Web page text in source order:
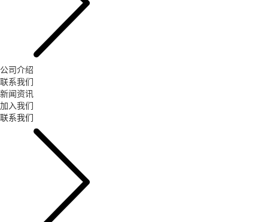
公司介绍
联系我们
新闻资讯
加入我们
联系我们